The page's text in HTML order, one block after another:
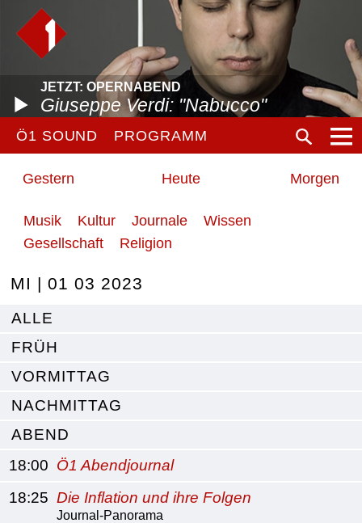
JETZT: OPERNABEND
Giuseppe Verdi: "Nabucco"
Ö1 SOUND PROGRAMM
Gestern Heute Morgen
Musik Kultur Journale
Wissen
Gesellschaft
Religion
MI | 01 03 2023
ALLE
FRÜH
VORMITTAG
NACHMITTAG
ABEND
18:00 Ö1 Abendjournal
18:25 Die Inflation und ihre Folgen
Journal-Panorama